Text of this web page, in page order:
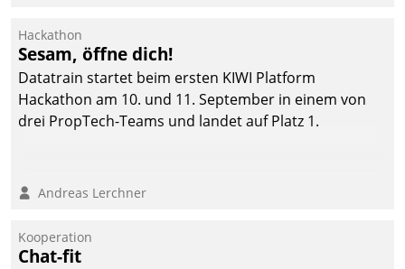
Hackathon
Sesam, öffne dich!
Datatrain startet beim ersten KIWI Platform
Hackathon am 10. und 11. September in einem von
drei PropTech-Teams und landet auf Platz 1.
Andreas Lerchner
Kooperation
Chat-fit